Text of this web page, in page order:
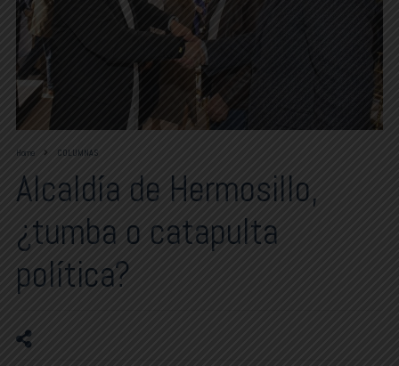
Home COLUMNAS
Alcaldía de Hermosillo,
¿tumba o catapulta
política?